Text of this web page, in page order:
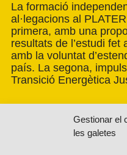
Gestionar el
les galetes
La formació
al·legacions al
primera, amb una
resultats de l’estudi fet
amb la voluntat
país. La segona,
Transició Energètica